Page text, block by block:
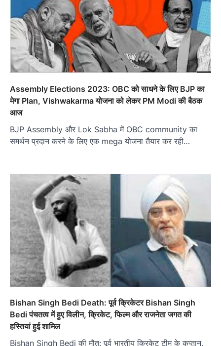
Assembly Elections 2023: OBC को साधने के लिए BJP का
मेगा Plan, Vishwakarma योजना को लेकर PM Modi की बैठक
आज
BJP Assembly और Lok Sabha में OBC community का
समर्थन प्रदान करने के लिए एक mega योजना तैयार कर रही…
Bishan Singh Bedi Death: पूर्व क्रिकेटर Bishan Singh
Bedi पंचतत्व में हुए विलीन, क्रिकेट, फिल्म और राजनेता जगत की
हस्तियां हुई शामिल
Bishan Singh Bedi की मौत: पूर्व भारतीय क्रिकेट टीम के कप्तान,